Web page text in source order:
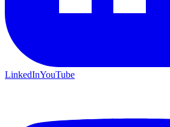
LinkedInYouTube